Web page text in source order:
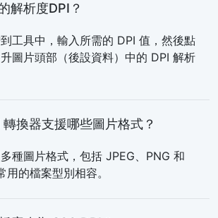
解析度DPI？
工具中，輸入所需的 DPI 值，然後點
圖片頭部（後設資料）中的 DPI 解析
換器支援哪些圖片格式？
種圖片格式，包括 JPEG、PNG 和
用的檔案型別相容。